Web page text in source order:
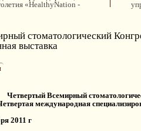
«HealthyNation -
стоматологический
выставка
Четвертый Всемирный
международная
2011 г